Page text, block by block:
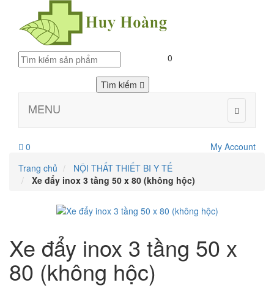
Tìm kiếm
0
MENU
My Account
0
Trang chủ
NỘI THẤT THIẾT BI Y TẾ
Xe đẩy inox 3 tầng 50 x 80 (không hộc)
Xe đẩy inox 3 tầng 50 x
80 (không hộc)